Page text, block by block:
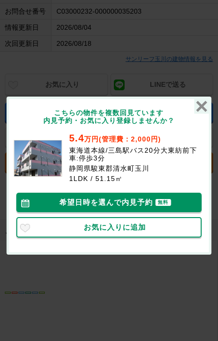
お問合せ番号 C03000232-000000035203
情報更新日 2026/08/04
次回更新日 2026/08/18
サンリーフ玉川の建物情報を見る
お気に入り LINEで送る
空室状況をお問合せする 無料
似たお部屋の提案を依頼 無料
電話でお問合せする
おすすめ 電話ならやりとりがスムーズです
取り扱い店舗
こちらの物件を複数回見ています
内見予約・お気に入り登録しませんか？
5.4万円(管理費：2,000円)
東海道本線/三島駅バス20分大東紡前下
車:停歩3分
静岡県駿東郡清水町玉川
1LDK / 51.15㎡
希望日時を選んで内見予約 無料
お気に入りに追加